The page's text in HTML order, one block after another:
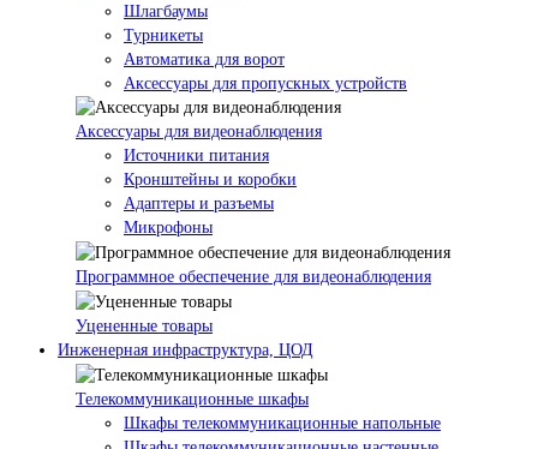
Шлагбаумы
Турникеты
Автоматика для ворот
Аксессуары для пропускных устройств
Аксессуары для видеонаблюдения
Источники питания
Кронштейны и коробки
Адаптеры и разъемы
Микрофоны
Программное обеспечение для видеонаблюдения
Уцененные товары
Инженерная инфраструктура, ЦОД
Телекоммуникационные шкафы
Шкафы телекоммуникационные напольные